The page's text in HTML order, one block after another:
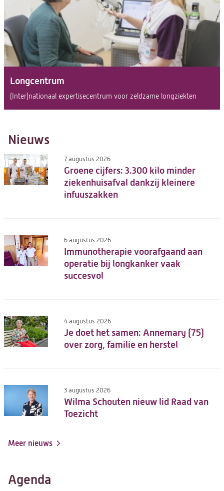
Longcentrum
(Inter)nationaal expertisecentrum voor zeldzame longziekten
Nieuws
Groene cijfers: 3.300 kilo minder
ziekenhuisafval dankzij kleinere
infuuszakken
7 augustus 2026
Immunotherapie voorafgaand aan
operatie bij longkanker vaak
succesvol
6 augustus 2026
Je doet het samen: Annemary (75)
over zorg, familie en herstel
4 augustus 2026
Wilma Schouten nieuw lid Raad van
Toezicht
3 augustus 2026
Meer nieuws
Agenda